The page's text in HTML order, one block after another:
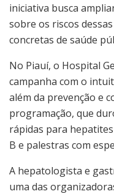
iniciativa busca
sobre os riscos
concretas de saúde
No Piauí, o Hospital
campanha com o
além da prevenção e
programação, que
rápidas para
B e palestras com
A hepatologista e
uma das